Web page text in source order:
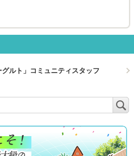
グルト」コミュニティスタッフ